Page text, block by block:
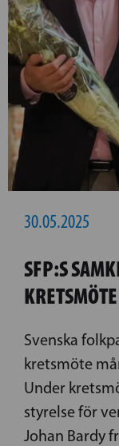
30.05.2025
SFP:S
KRETSMÖTE
Svenska
kretsmöte
Under
styrelse för
Johan Bardy